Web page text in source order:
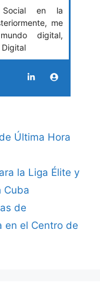
Social en la
me
digital,
Última Hora
la Liga Élite y
Cuba
de
en el Centro de